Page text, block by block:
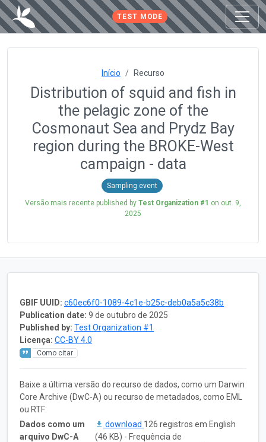
TEST MODE
Início Recurso
Distribution of squid and fish in
the pelagic zone of the
Cosmonaut Sea and Prydz Bay
region during the BROKE-West
campaign - data
Sampling event
Versão mais recente published by Test Organization #1 on out. 9,
2025
GBIF UUID: c60ec6f0-1089-4c1e-b25c-deb0a5a5c38b
Publication date: 9 de outubro de 2025
Published by: Test Organization #1
Licença: CC-BY 4.0
Como citar
Baixe a última versão do recurso de dados, como um Darwin
Core Archive (DwC-A) ou recurso de metadados, como EML
ou RTF:
Dados como um
arquivo DwC-A
download 126 registros em English
(46 KB) - Frequência de